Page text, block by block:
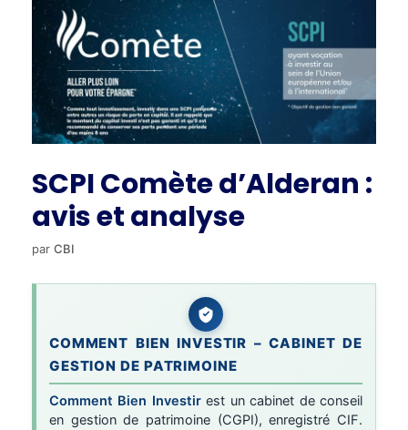
SCPI Comète d’Alderan :
avis et analyse
par CBI
COMMENT BIEN INVESTIR – CABINET DE
GESTION DE PATRIMOINE
Comment Bien Investirest un cabinet de conseil
en gestion de patrimoine (CGPI), enregistré CIF.